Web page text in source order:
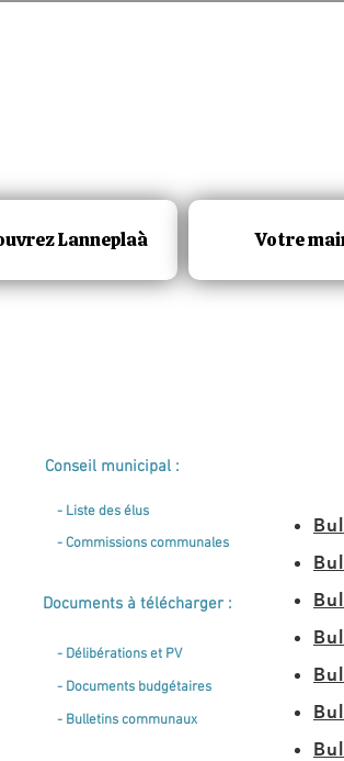
Lanneplaà Votre
Conseil municipal :
- Liste des élus
- Commissions communales
Documents à télécharger :
- Délibérations et PV
- Documents budgétaires
- Bulletins communaux